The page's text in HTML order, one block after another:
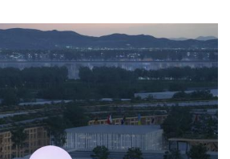
開け
ションズ
スケジュール
ー
ついて